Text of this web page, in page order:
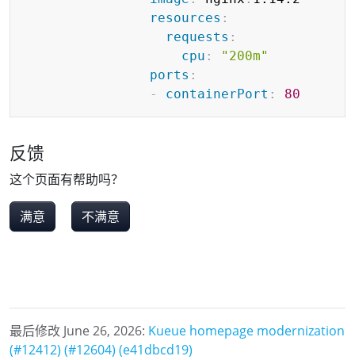
resources :
requests :
cpu :
"200m"
ports :
-
containerPort : 80
反馈
这个页面有帮助吗？
满意 不满意
最后修改 June 26, 2026: Kueue homepage modernization
(#12412) (#12604) (e41dbcd19)